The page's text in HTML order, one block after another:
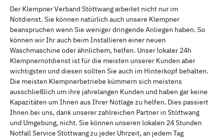
Der Klempner Verband Stöttwang arbeitet nicht nur im
Notdienst. Sie können natürlich auch unsere Klempner
beanspruchen wenn Sie weniger dringende Anliegen haben. So
können wir Ihr auch beim Installieren einer neuen
Waschmaschine oder ähnlichem, helfen. Unser lokaler 24h
Klempnernotdienst ist für die meisten unserer Kunden aber
wichtigsten und diesen sollten Sie auch im Hinterkopf behalten.
Die meisten Klempnerbetriebe kümmern sich meistens
ausschließlich um ihre jahrelangen Kunden und haben gar keine
Kapazitäten um Ihnen aus Ihrer Notlage zu helfen. Dies passiert
Ihnen bei uns, dank unserer zahlreichen Partner in Stöttwang
und Umgebung, nicht. Sie können unseren lokalen 24 Stunden
Notfall Service Stöttwang zu jeder Uhrzeit, an jedem Tag